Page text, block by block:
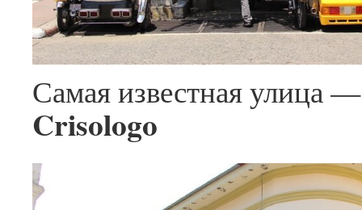
Самая известная улица
Crisologo